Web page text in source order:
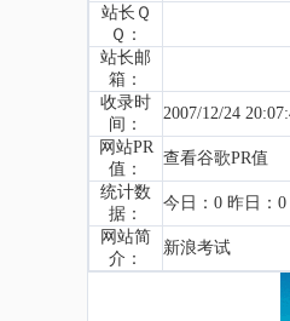
站长Ｑ
Ｑ：
站长邮
箱：
收录时
间：
2007/12/24
网站PR
值：
查看谷歌PR值
统计数
据：
今日：0 昨日：
网站简
介：
新浪考试